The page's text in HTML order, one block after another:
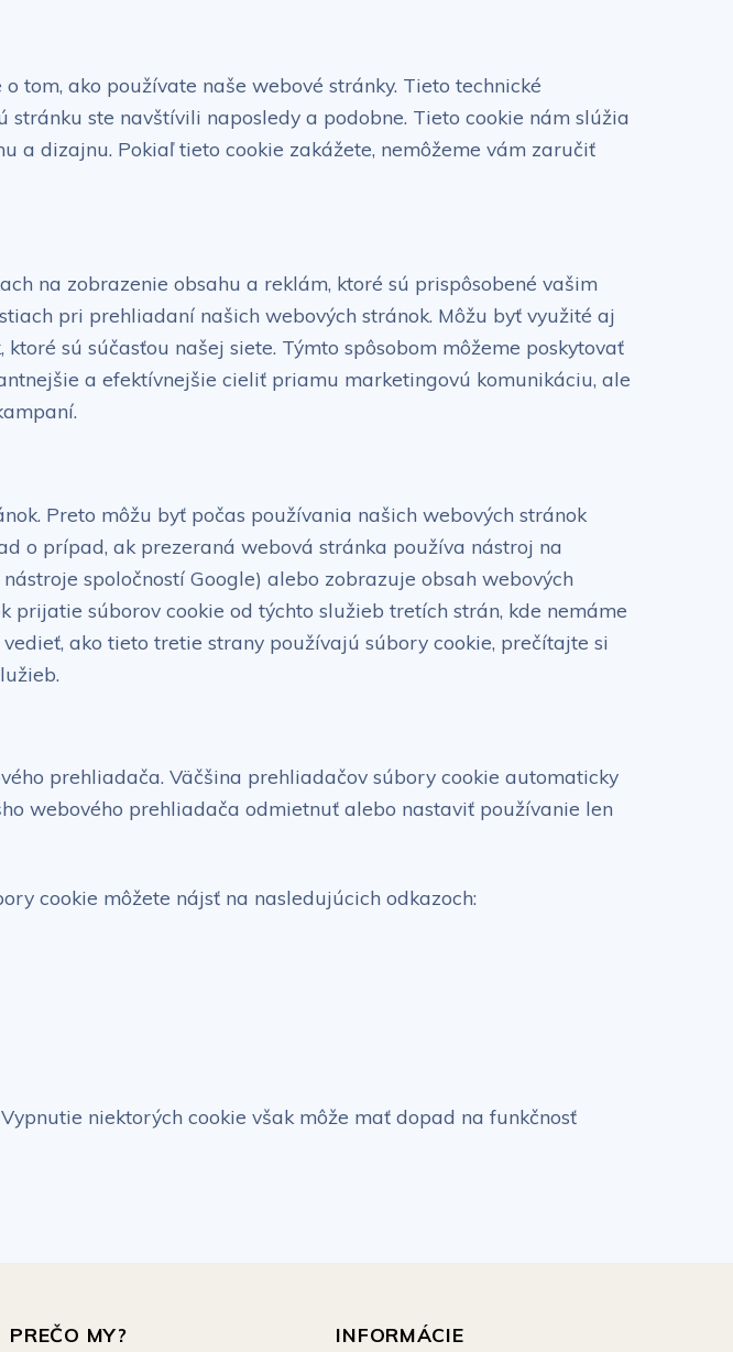
tom, ako používate naše webové stránky. Tieto technické
ste navštívili naposledy a podobne. Tieto cookie nám slúžia
a dizajnu. Pokiaľ tieto cookie zakážete, nemôžeme vám zaručiť
na zobrazenie obsahu a reklám, ktoré sú prispôsobené vašim
pri prehliadaní našich webových stránok. Môžu byť využité aj
sú súčasťou našej siete. Týmto spôsobom môžeme poskytovať
a efektívnejšie cieliť priamu marketingovú komunikáciu, ale
Preto môžu byť počas používania našich webových stránok
o prípad, ak prezeraná webová stránka používa nástroj na
spoločností Google) alebo zobrazuje obsah webových
prijatie súborov cookie od týchto služieb tretích strán, kde nemáme
ako tieto tretie strany používajú súbory cookie, prečítajte si
prehliadača. Väčšina prehliadačov súbory cookie automaticky
webového prehliadača odmietnuť alebo nastaviť používanie len
cookie môžete nájsť na nasledujúcich odkazoch:
niektorých cookie však môže mať dopad na funkčnosť
PREČO MY? INFORMÁCIE